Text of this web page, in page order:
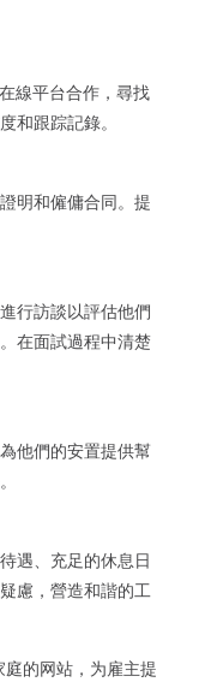
線平台合作，尋找
和跟踪記錄。
明和僱傭合同。提
行訪談以評估他們
在面試過程中清楚
他們的安置提供幫
遇、充足的休息日
慮，營造和諧的工
的网站，为雇主提